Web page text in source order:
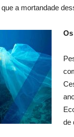
a mortandade
de